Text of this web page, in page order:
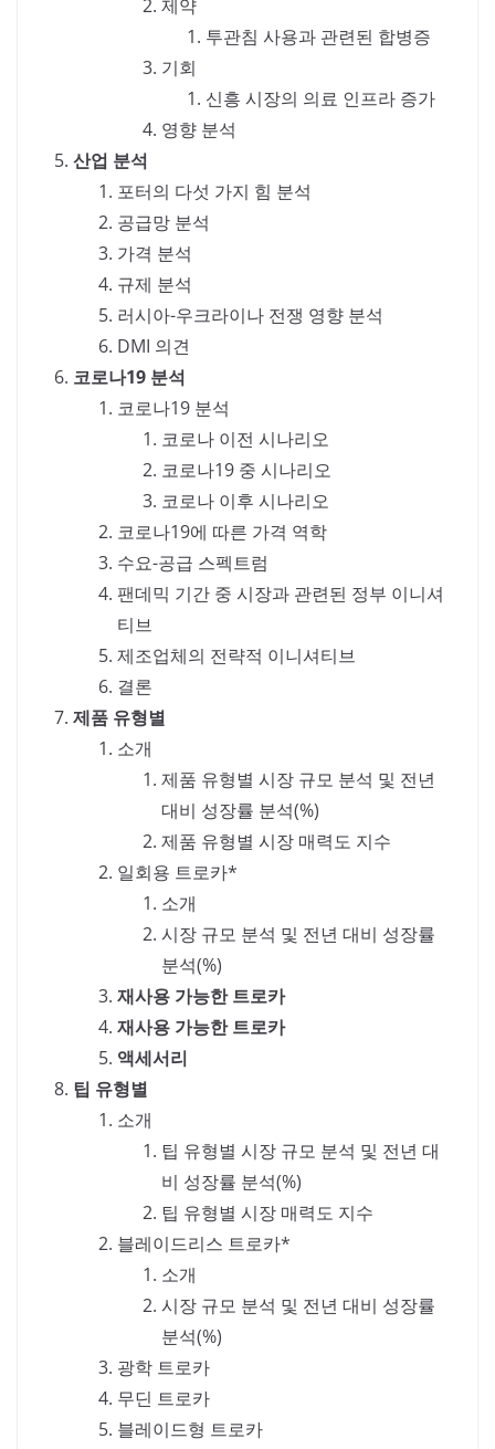
제약
투관침 사용과 관련된 합병증
기회
신흥 시장의 의료 인프라 증가
영향 분석
산업 분석
포터의 다섯 가지 힘 분석
공급망 분석
가격 분석
규제 분석
러시아-우크라이나 전쟁 영향 분석
DMI 의견
코로나19 분석
코로나19 분석
코로나 이전 시나리오
코로나19 중 시나리오
코로나 이후 시나리오
코로나19에 따른 가격 역학
수요-공급 스펙트럼
팬데믹 기간 중 시장과 관련된 정부 이니셔
티브
제조업체의 전략적 이니셔티브
결론
제품 유형별
소개
제품 유형별 시장 규모 분석 및 전년
대비 성장률 분석(%)
제품 유형별 시장 매력도 지수
일회용 트로카*
소개
시장 규모 분석 및 전년 대비 성장률
분석(%)
재사용 가능한 트로카
재사용 가능한 트로카
액세서리
팁 유형별
소개
팁 유형별 시장 규모 분석 및 전년 대
비 성장률 분석(%)
팁 유형별 시장 매력도 지수
블레이드리스 트로카*
소개
시장 규모 분석 및 전년 대비 성장률
분석(%)
광학 트로카
무딘 트로카
블레이드형 트로카